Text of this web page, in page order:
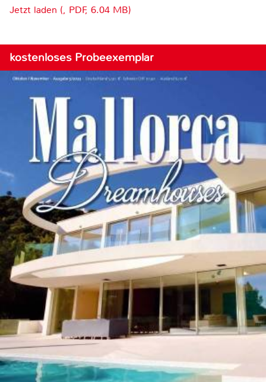
Jetzt laden (, PDF, 6.04 MB)
kostenloses Probeexemplar